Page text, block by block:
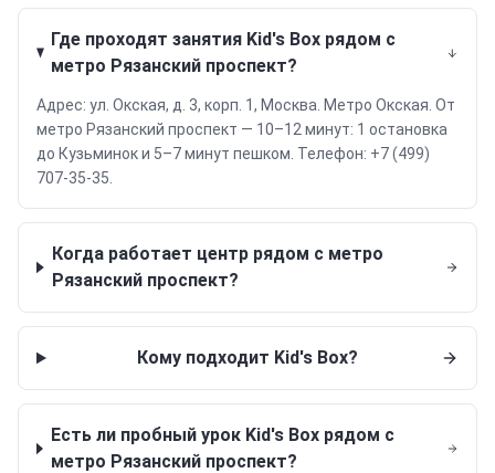
Где проходят занятия Kid's Box рядом с
метро Рязанский проспект?
Адрес: ул. Окская, д. 3, корп. 1, Москва. Метро Окская. От
метро Рязанский проспект — 10–12 минут: 1 остановка
до Кузьминок и 5–7 минут пешком. Телефон: +7 (499)
707-35-35.
Когда работает центр рядом с метро
Рязанский проспект?
Кому подходит Kid's Box?
Есть ли пробный урок Kid's Box рядом с
метро Рязанский проспект?